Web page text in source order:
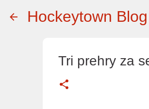
Hockeytown Blog
Tri prehry za